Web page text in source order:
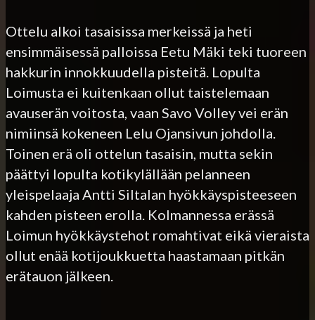
Ottelu alkoi tasaisissa merkeissä ja heti
ensimmäisessä palloissa Eetu Mäki teki tuoreen
hakkurin innokkuudella pisteitä. Lopulta
Loimusta ei kuitenkaan ollut taistelemaan
avauserän voitosta, vaan Savo Volley vei erän
nimiinsä kokeneen Lelu Ojansivun johdolla.
Toinen erä oli ottelun tasaisin, mutta sekin
päättyi lopulta kotikylällään pelanneen
yleispelaaja Antti Siltalan hyökkäyspisteeseen
kahden pisteen erolla. Kolmannessa erässä
Loimun hyökkäystehot romahtivat eikä vieraista
ollut enää kotijoukkuetta haastamaan pitkän
erätauon jälkeen.